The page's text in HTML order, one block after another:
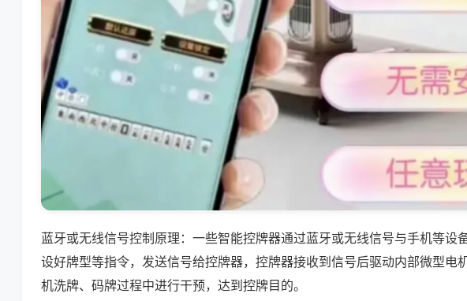
蓝牙或无线信号控制原理：一些智能控牌器通过蓝牙或无线信号与手机等设
设好牌型等指令，发送信号给控牌器，控牌器接收到信号后驱动内部微型电
机洗牌、码牌过程中进行干预，达到控牌目的。